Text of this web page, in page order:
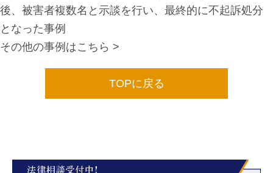
後、被害者複数名と示談を行い、最終的に不起訴処分
となった事例
その他の事例はこちら >
TOPに戻る